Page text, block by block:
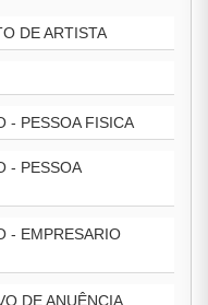
DE ARTISTA
- PESSOA FISICA
- PESSOA
- EMPRESARIO
DE ANUÊNCIA